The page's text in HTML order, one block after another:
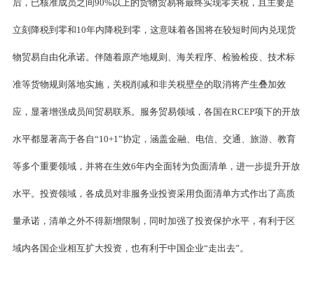
后，已核准成员之间90%以上的货物贸易将最终实现零关税，且主要是
立刻降税到零和10年内降税到零，这意味着各国将在较短时间内兑现货
物贸易自由化承诺。伴随着原产地规则、海关程序、检验检疫、技术标
准等货物规则落地实施，关税削减和非关税壁垒的取消将产生叠加效
应，显著增强成员间贸易联系。服务贸易领域，各国在RCEP项下的开放
水平都显著高于各自“10+1”协定，涵盖金融、电信、交通、旅游、教育
等多个重要领域，并将在生效6年内全面转为负面清单，进一步提升开放
水平。投资领域，各成员对非服务业投资采用负面清单方式作出了高质
量承诺，清单之外不得新增限制，同时加强了投资保护水平，有利于区
域内各国企业相互扩大投资，也有利于中国企业“走出去”。